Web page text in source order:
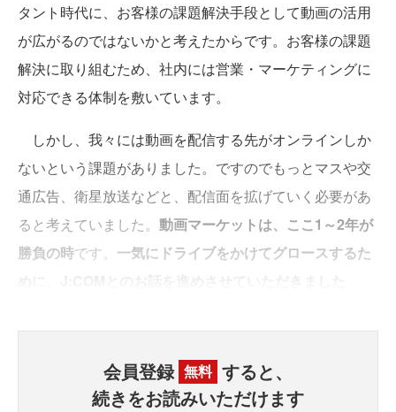
タント時代に、お客様の課題解決手段として動画の活用
が広がるのではないかと考えたからです。お客様の課題
解決に取り組むため、社内には営業・マーケティングに
対応できる体制を敷いています。
しかし、我々には動画を配信する先がオンラインしか
ないという課題がありました。ですのでもっとマスや交
通広告、衛星放送などと、配信面を拡げていく必要があ
ると考えていました。 動画マーケットは、ここ1～2年が
勝負の時です。 一気にドライブをかけてグロースするた
会員登録 無料 すると、
続きをお読みいただけます